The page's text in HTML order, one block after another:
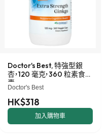
Doctor's Best, 特強型銀
杏，120 毫克，360 粒素食膠
囊
Doctor's Best
HK$318
加入購物車